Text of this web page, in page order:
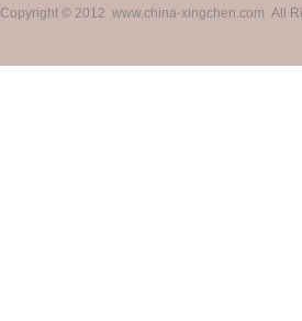
Copyright © 2012 www.china-xingchen.com All